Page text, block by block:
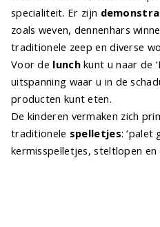
specialiteit. Er zijn
zoals weven, dennenhars
traditionele zeep en diverse
Voor de lunchkunt u naar de
uitspanning waar u in de
producten kunt eten.
De kinderen vermaken zich
traditionele spelletjes: ‘palet
kermisspelletjes, steltlopen